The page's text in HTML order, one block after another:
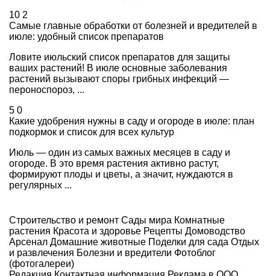
10 2
Самые главные обработки от болезней и вредителей в
июле: удобный список препаратов
Ловите июльский список препаратов для защиты
ваших растений! В июле основные заболевания
растений вызывают споры грибных инфекций —
пероноспороз, ...
5 0
Какие удобрения нужны в саду и огороде в июле: план
подкормок и список для всех культур
Июль — один из самых важных месяцев в саду и
огороде. В это время растения активно растут,
формируют плоды и цветы, а значит, нуждаются в
регулярных ...
Строительство и ремонт Сады мира Комнатные
растения Красота и здоровье Рецепты Домоводство
Арсенал Домашние животные Поделки для сада Отдых
и развлечения Болезни и вредители Фотоблог
(фотогалереи)